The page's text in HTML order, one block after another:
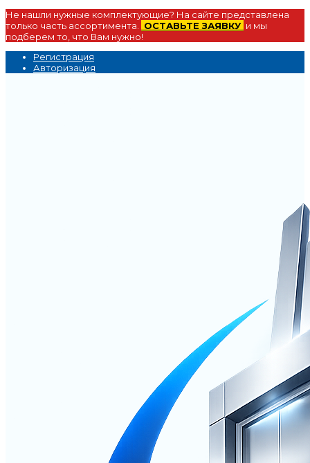
Не нашли нужные комплектующие? На сайте представлена
только часть ассортимента.
ОСТАВЬТЕ ЗАЯВКУ и мы
подберем то, что Вам нужно!
Регистрация
Авторизация